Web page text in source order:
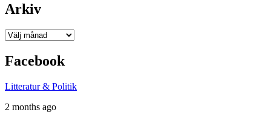
Arkiv
Arkiv
Facebook
Litteratur & Politik
2 months ago